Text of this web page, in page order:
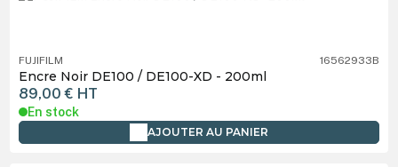
FUJIFILM 16562933B
Encre Noir DE100 / DE100-XD - 200ml
89,00 € HT
En stock
AJOUTER AU PANIER